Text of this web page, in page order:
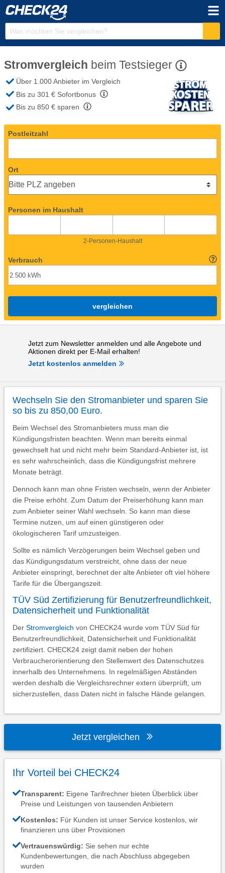
Stromvergleich beim Testsieger
Über 1.000 Anbieter im Vergleich
Bis zu 301 € Sofortbonus
Bis zu 850 € sparen
Postleitzahl
Ort
Personen im Haushalt
2-Personen-Haushalt
Verbrauch
vergleichen
Jetzt zum Newsletter anmelden und alle Angebote und
Aktionen direkt per E-Mail erhalten!
Wechseln Sie den Stromanbieter und sparen Sie
Beim Wechsel des Stromanbieters muss man die
Kündigungsfristen beachten. Wenn man bereits einmal
gewechselt hat und nicht mehr beim Standard-Anbieter ist, ist
es sehr wahrscheinlich, dass die Kündigungsfrist mehrere
Dennoch kann man ohne Fristen wechseln, wenn der Anbieter
die Preise erhöht. Zum Datum der Preiserhöhung kann man
zum Anbieter seiner Wahl wechseln. So kann man diese
Termine nutzen, um auf einen günstigeren oder
Sollte es nämlich Verzögerungen beim Wechsel geben und
das Kündigungsdatum verstreicht, ohne dass der neue
Anbieter einspringt, berechnet der alte Anbieter oft viel höhere
Tarife für die Übergangszeit.
TÜV Süd Zertifizierung für Benutzerfreundlichkeit,
DerStromvergleichvon CHECK24 wurde vom TÜV Süd für
Benutzerfreundlichkeit, Datensicherheit und Funktionalität
zertifiziert. CHECK24 zeigt damit neben der hohen
Verbraucherorientierung den Stellenwert des Datenschutzes
innerhalb des Unternehmens. In regelmäßigen Abständen
werden deshalb die Vergleichsrechner extern überprüft, um
Jetzt vergleichen
Transparent:Eigene Tarifrechner bieten Überblick über
Kostenlos: Für Kunden ist unser Service kostenlos, wir
Vertrauenswürdig:Sie sehen nur echte
Kundenbewertungen, die nach Abschluss abgegeben